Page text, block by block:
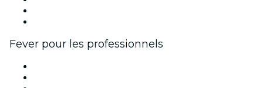
Fever pour les professionnels